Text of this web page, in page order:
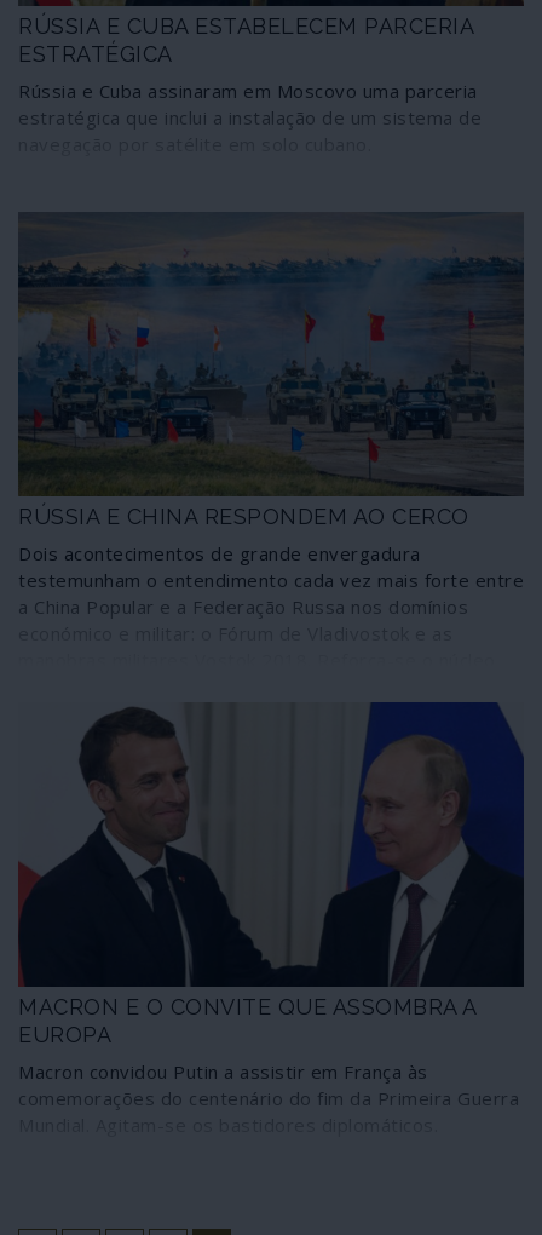
RÚSSIA E CUBA ESTABELECEM PARCERIA
ESTRATÉGICA
Rússia e Cuba assinaram em Moscovo uma parceria
estratégica que inclui a instalação de um sistema de
RÚSSIA E CHINA RESPONDEM AO CERCO
Dois acontecimentos de grande envergadura
testemunham o entendimento cada vez mais forte entre
a China Popular e a Federação Russa nos domínios
dilui-se a unipolaridade.
MACRON E O CONVITE QUE ASSOMBRA A
EUROPA
Macron convidou Putin a assistir em França às
comemorações do centenário do fim da Primeira Guerra